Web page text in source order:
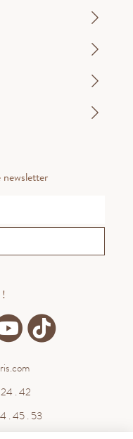
!
. 42
. 45 . 53